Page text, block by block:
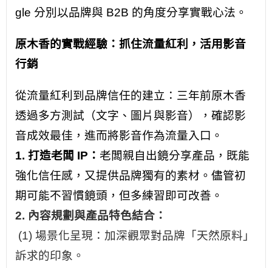
gle 分別以品牌與 B2B 的角度分享實戰心法。
原木香的實戰經驗：抓住流量紅利，活用影音
行銷
從流量紅利到品牌信任的建立：三年前原木香
透過多方測試（文字、圖片與影音），確認影
音成效最佳，進而將影音作為流量入口。
1. 打造老闆 IP： 老闆親自出鏡分享產品，既能
強化信任感，又提供品牌獨有的素材。儘管初
期可能不習慣鏡頭，但多練習即可改善。
2. 內容規劃與產品特色結合：
(1) 場景化呈現：加深觀眾對品牌「天然原料」
訴求的印象。